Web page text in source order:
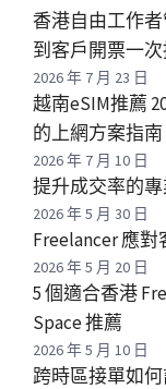
香港自由工作
到客戶開票一
2026 年 7 月 23 日
越南eSIM推薦
的上網方案指南
2026 年 7 月 10 日
提升成交率的專
2026 年 5 月 30 日
Freelancer 應
2026 年 5 月 20 日
5 個適合香港
Space 推薦
2026 年 5 月 10 日
跨時區接單如